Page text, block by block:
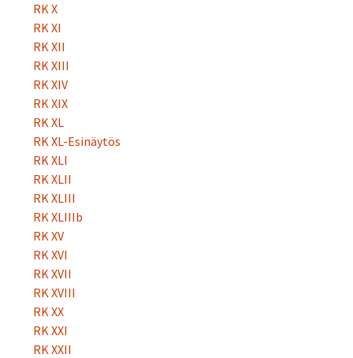
RK X
RK XI
RK XII
RK XIII
RK XIV
RK XIX
RK XL
RK XL-Esinäytös
RK XLI
RK XLII
RK XLIII
RK XLIIIb
RK XV
RK XVI
RK XVII
RK XVIII
RK XX
RK XXI
RK XXII